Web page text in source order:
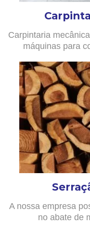
Carpintaria
máquinas para
A nossa empresa
no abate de